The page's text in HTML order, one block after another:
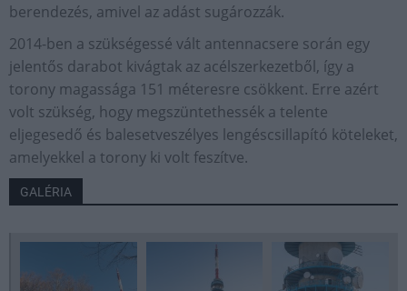
berendezés, amivel az adást sugározzák.
2014-ben a szükségessé vált antennacsere során egy
jelentős darabot kivágtak az acélszerkezetből, így a
torony magassága 151 méteresre csökkent. Erre azért
volt szükség, hogy megszüntethessék a telente
eljegesedő és balesetveszélyes lengéscsillapító köteleket,
amelyekkel a torony ki volt feszítve.
GALÉRIA